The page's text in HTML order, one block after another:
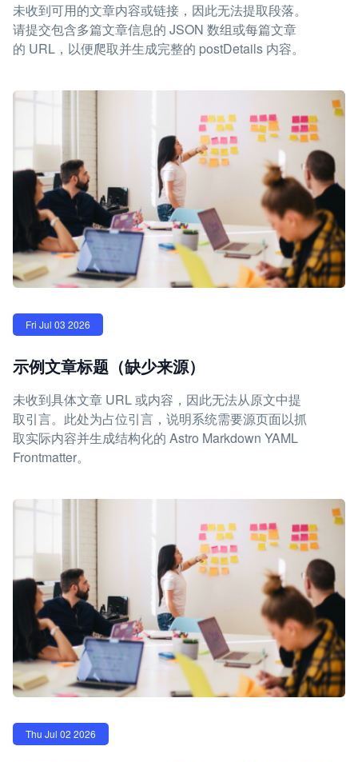
未收到可用的文章内容或链接，因此无法提取段落。
请提交包含多篇文章信息的 JSON 数组或每篇文章
的 URL，以便爬取并生成完整的 postDetails 内容。
Fri Jul 03 2026
示例文章标题（缺少来源）
未收到具体文章 URL 或内容，因此无法从原文中提
取引言。此处为占位引言，说明系统需要源页面以抓
取实际内容并生成结构化的 Astro Markdown YAML
Frontmatter。
Thu Jul 02 2026